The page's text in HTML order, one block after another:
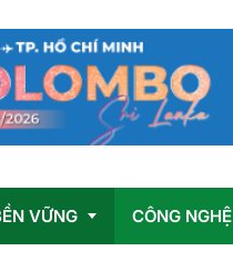
VỮNG CÔNG NGHỆ